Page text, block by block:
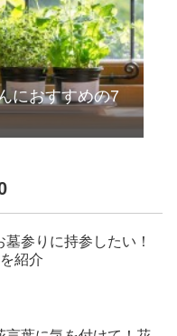
におすすめの7
参りに持参したい！
紹介